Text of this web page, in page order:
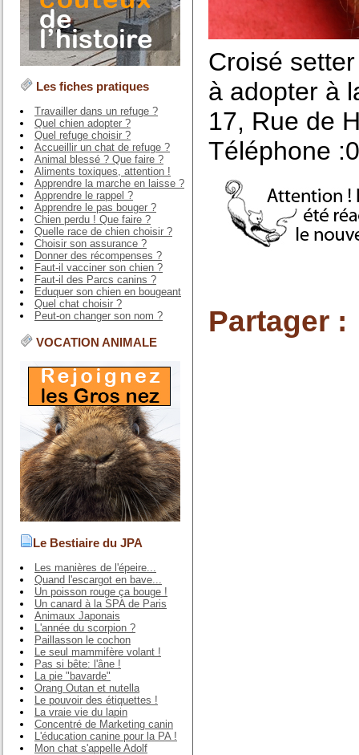
Les fiches pratiques
Travailler dans un refuge ?
Quel chien adopter ?
Quel refuge choisir ?
Accueillir un chat de refuge ?
Animal blessé ? Que faire ?
Aliments toxiques, attention !
Apprendre la marche en laisse ?
Apprendre le rappel ?
Apprendre le pas bouger ?
Chien perdu ! Que faire ?
Quelle race de chien choisir ?
Choisir son assurance ?
Donner des récompenses ?
Faut-il vacciner son chien ?
Faut-il des Parcs canins ?
Eduquer son chien en bougeant
Quel chat choisir ?
Peut-on changer son nom ?
VOCATION ANIMALE
Le Bestiaire du JPA
Les manières de l'épeire...
Quand l'escargot en bave...
Un poisson rouge ça bouge !
Un canard à la SPA de Paris
Animaux Japonais
L'année du scorpion ?
Paillasson le cochon
Le seul mammifère volant !
Pas si bête: l'âne !
La pie "bavarde"
Orang Outan et nutella
Le pouvoir des étiquettes !
La vraie vie du lapin
Concentré de Marketing canin
L'éducation canine pour la PA !
Mon chat s'appelle Adolf
Croisé
à adopter à
17, Rue de
Téléphone
Partager :